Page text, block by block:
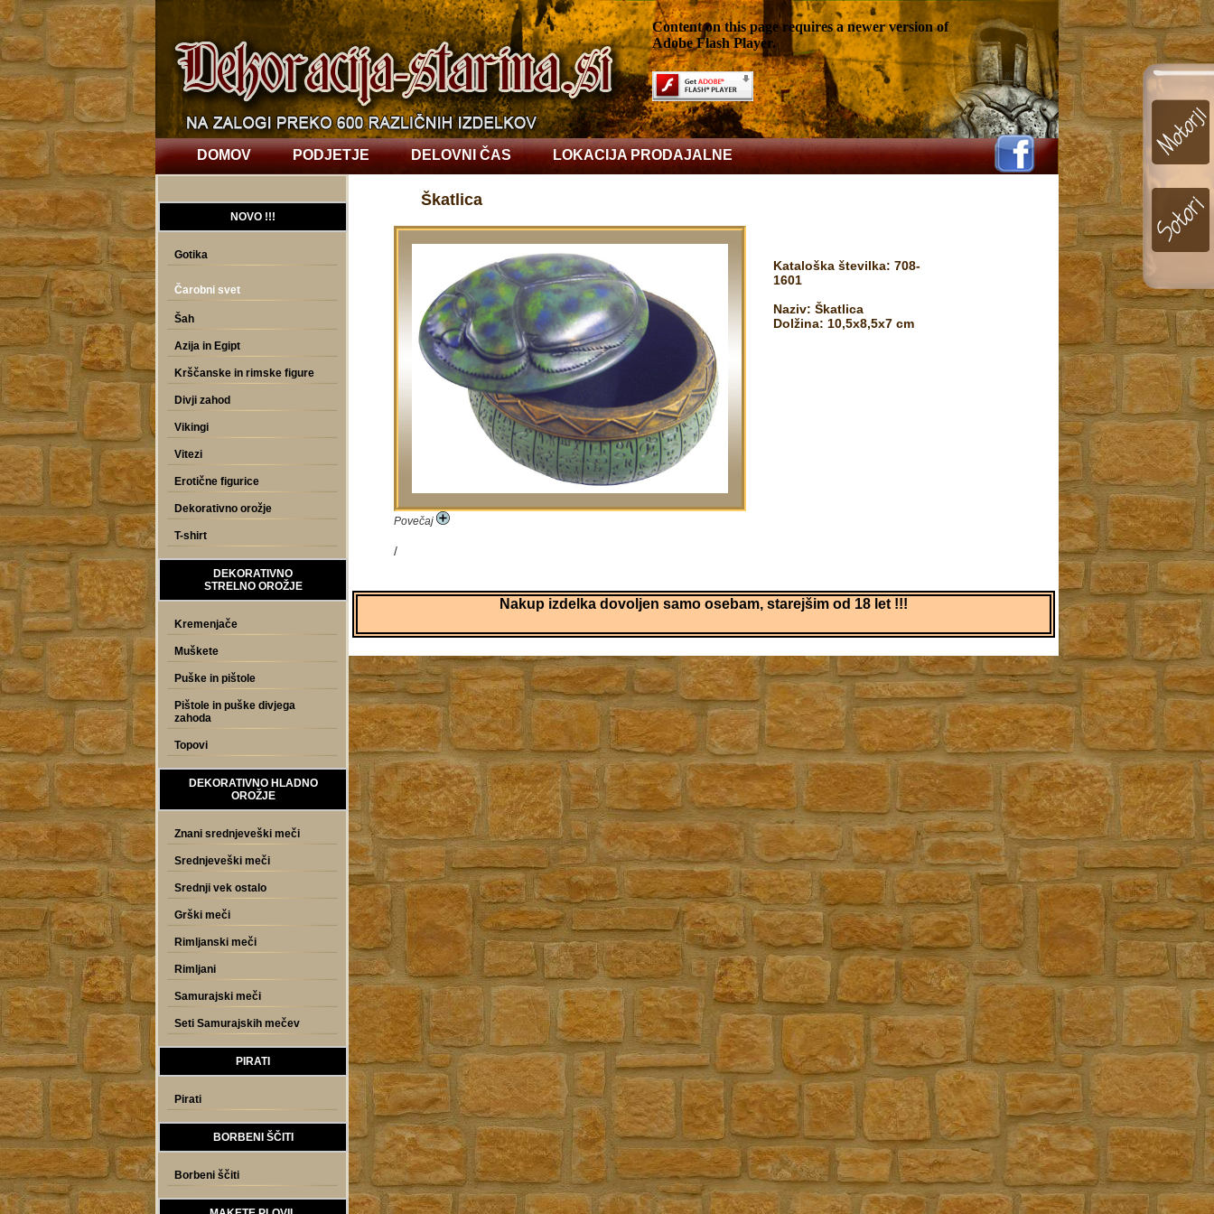
Content on this page requires a newer version of
Adobe Flash Player.
DOMOV PODJETJE DELOVNI ČAS LOKACIJA PRODAJALNE
Nakup izdelka dovoljen samo osebam, starejšim od 18 let !!!
Škatlica
Povečaj
Kataloška številka: 708-
1601
Naziv: Škatlica
Dolžina: 10,5x8,5x7 cm
/
NOVO !!!
Gotika
Čarobni svet
Šah
Azija in Egipt
Krščanske in rimske figure
Divji zahod
Vikingi
Vitezi
Erotične figurice
Dekorativno orožje
T-shirt
DEKORATIVNO
STRELNO OROŽJE
Kremenjače
Muškete
Puške in pištole
Pištole in puške divjega
zahoda
Topovi
DEKORATIVNO HLADNO
OROŽJE
Znani srednjeveški meči
Srednjeveški meči
Srednji vek ostalo
Grški meči
Rimljanski meči
Rimljani
Samurajski meči
Seti Samurajskih mečev
PIRATI
Pirati
BORBENI ŠČITI
Borbeni ščiti